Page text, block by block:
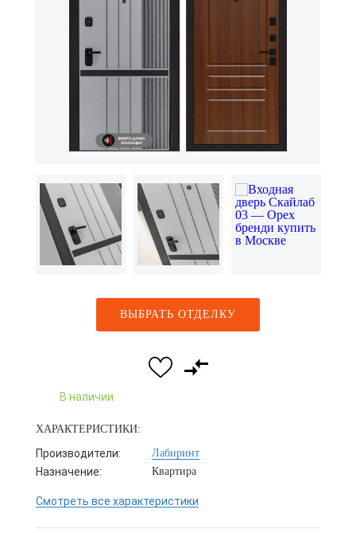
ВЫБРАТЬ ОТДЕЛКУ
В наличии
ХАРАКТЕРИСТИКИ:
Производители: Лабиринт
Назначение: Квартира
Смотреть все характеристики